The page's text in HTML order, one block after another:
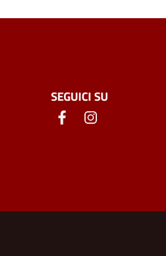
SEGUICI SU